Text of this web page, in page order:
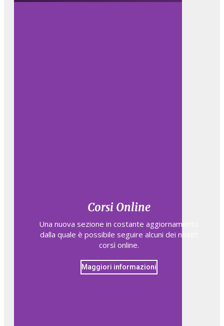
Corsi Online
Una nuova sezione in costante aggiornamento
dalla quale è possibile seguire alcuni dei nostri
corsì online.
Maggiori informazioni